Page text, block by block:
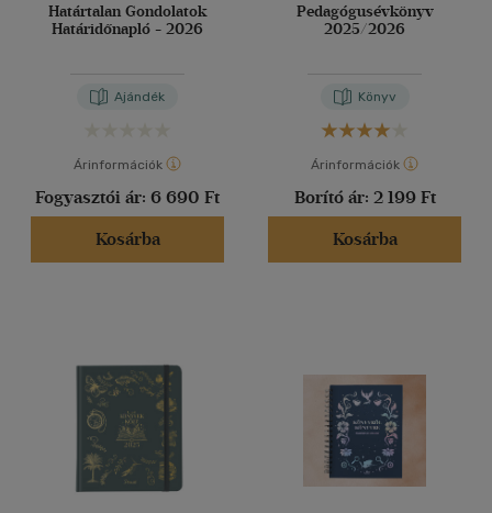
Határtalan Gondolatok
Határidőnapló - 2026
Ajándék
Árinformációk
Fogyasztói ár: 6 690 Ft
Kosárba
Pedagógusévkönyv
2025/2026
Könyv
Árinformációk
Borító ár: 2 199 Ft
Kosárba